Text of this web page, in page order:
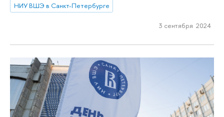
НИУ ВШЭ в Санкт-Петербурге
3 сентября 2024